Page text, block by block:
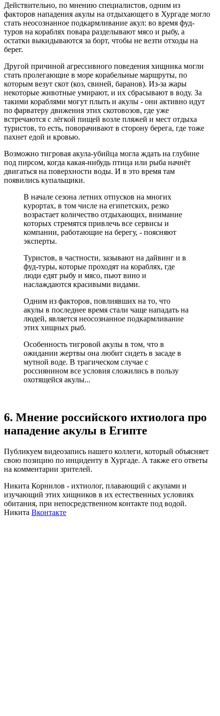
Действительно, по мнению специалистов, одним из
факторов нападения акулы на отдыхающего в Хургаде могло
стать неосознанное подкармливание акул: во время фуд-
туров на кораблях повара разделывают мясо и рыбу, а
остатки выкидываются за борт, чтобы не везти отходы на
берег.
Другой причиной агрессивного поведения хищника могли
стать пролегающие в море корабельные маршруты, по
которым везут скот (коз, свиней, баранов). Из-за жары
некоторые животные умирают, и их сбрасывают в воду. За
такими кораблями могут плыть и акулы - они активно идут
по фарватеру движения этих скотовозов, где уже
встречаются с лёгкой пищей возле пляжей и мест отдыха
туристов, то есть, поворачивают в сторону берега, где тоже
пахнет едой и кровью.
Возможно тигровая акула-убийца могла ждать на глубине
под пирсом, когда какая-нибудь птица или рыба начнёт
двигаться на поверхности воды. И в это время там
появились купальщики.
В начале сезона летних отпусков на многих
курортах, в том числе на египетских, резко
возрастает количество отдыхающих, внимание
которых стремятся привлечь все сервисы и
компании, работающие на берегу, - поясняют
эксперты.
Туристов, в частности, зазывают на дайвинг и в
фуд-туры, которые проходят на кораблях, где
люди едят рыбу и мясо, пьют вино и
наслаждаются красивыми видами.
Одним из факторов, повлиявших на то, что
акулы в последнее время стали чаще нападать на
людей, является неосознанное подкармливание
этих хищных рыб.
Особенность тигровой акулы в том, что в
ожидании жертвы она любит сидеть в засаде в
мутной воде. В трагическом случае с
россиянином все условия сложились в пользу
охотящейся акулы...
6. Мнение российского ихтиолога про
нападение акулы в Египте
Публикуем видеозапись нашего коллеги, который объясняет
свою позицию по инциденту в Хургаде. А также его ответы
на комментарии зрителей.
Никита Корнилов - ихтиолог, плавающий с акулами и
изучающий этих хищников в их естественных условиях
обитания, при непосредственном контакте под водой.
Никита Вконтакте